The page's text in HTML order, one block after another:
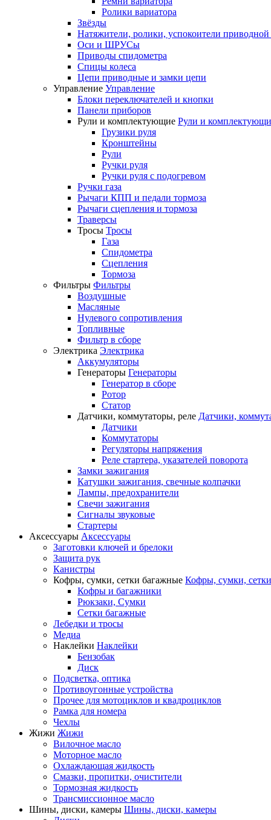
Ролики вариатора
Звёзды
Натяжители, ролики, успокоители
Оси и ШРУСы
Приводы спидометра
Спицы колеса
Цепи приводные и замки цепи
Управление Управление
Блоки переключателей и кнопки
Панели приборов
Рули и комплектующие Рули и
Грузики руля
Кронштейны
Рули
Ручки руля
Ручки руля с подогревом
Ручки газа
Рычаги КПП и педали тормоза
Рычаги сцепления и тормоза
Траверсы
Тросы Тросы
Газа
Спидометра
Сцепления
Тормоза
Фильтры Фильтры
Воздушные
Масляные
Нулевого сопротивления
Топливные
Фильтр в сборе
Электрика Электрика
Аккумуляторы
Генераторы Генераторы
Генератор в сборе
Ротор
Статор
Датчики, коммутаторы, реле Датчики,
Датчики
Коммутаторы
Регуляторы напряжения
Реле стартера, указателей поворота
Замки зажигания
Катушки зажигания, свечные колпачки
Лампы, предохранители
Свечи зажигания
Сигналы звуковые
Стартеры
Аксессуары Аксессуары
Заготовки ключей и брелоки
Защита рук
Канистры
Кофры, сумки, сетки багажные Кофры, сумки,
Кофры и багажники
Рюкзаки, Сумки
Сетки багажные
Лебедки и тросы
Медиа
Наклейки Наклейки
Бензобак
Диск
Подсветка, оптика
Противоугонные устройства
Прочее для мотоциклов и квадроциклов
Рамка для номера
Чехлы
Жижи Жижи
Вилочное масло
Моторное масло
Охлаждающая жидкость
Смазки, пропитки, очистители
Тормозная жидкость
Трансмиссионное масло
Шины, диски, камеры Шины, диски, камеры